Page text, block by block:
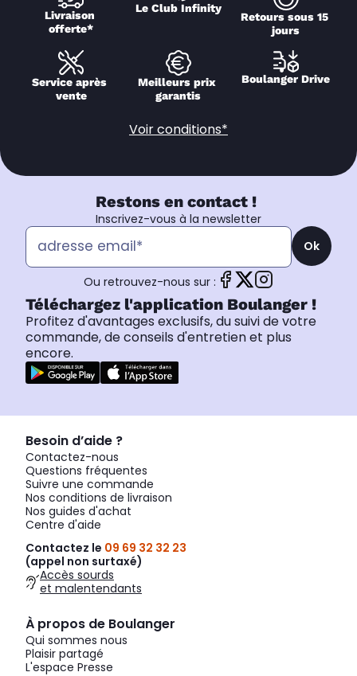
Livraison
offerte*
Le Club Infinity
Retours sous 15
jours
Service après
vente
Meilleurs prix
garantis
Boulanger Drive
Voir conditions*
Restons en contact !
Inscrivez-vous à la newsletter
Ok
Ou retrouvez-nous sur :
Téléchargez l'application Boulanger !
Profitez d'avantages exclusifs, du suivi de votre
commande, de conseils d'entretien et plus
encore.
Besoin d’aide ?
Contactez-nous
Questions fréquentes
Suivre une commande
Nos conditions de livraison
Nos guides d'achat
Centre d'aide
Contactez le 09 69 32 32 23
(appel non surtaxé)
Accès sourds
et malentendants
À propos de Boulanger
Qui sommes nous
Plaisir partagé
L'espace Presse